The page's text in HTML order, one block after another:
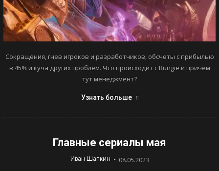
Сокращения, гнев игроков и разработчиков, обсчеты с прибылью
в 45% и куча других проблем. Что происходит с Bungie и причем
тут менеджмент?
Узнать больше
Главные сериалы мая
Иван Шапкин - 08.05.2023